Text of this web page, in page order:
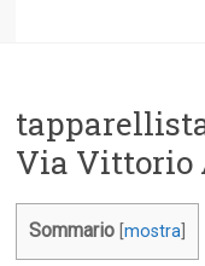
Via Vittorio
Sommario [mostra